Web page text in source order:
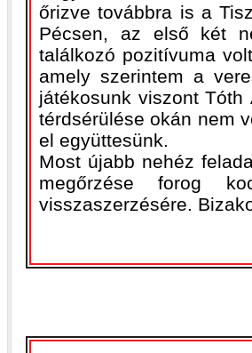
őrizve továbbra is a
Pécsen, az első két
találkozó pozitívuma
amely szerintem a
játékosunk viszont
térdsérülése okán nem
el együttesünk.
Most újabb nehéz
megőrzése forog
visszaszerzésére.